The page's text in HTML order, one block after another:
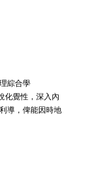
綜合學
化覺性，深入內
導，俾能因時地